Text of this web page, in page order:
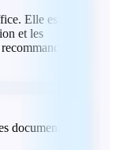
Elle est
et les
documents.